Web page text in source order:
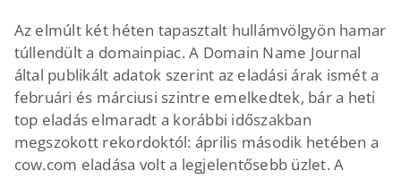
Az elmúlt két héten tapasztalt hullámvölgyön hamar
túllendült a domainpiac. A Domain Name Journal
által publikált adatok szerint az eladási árak ismét a
februári és márciusi szintre emelkedtek, bár a heti
top eladás elmaradt a korábbi időszakban
megszokott rekordoktól: április második hetében a
cow.com eladása volt a legjelentősebb üzlet. A